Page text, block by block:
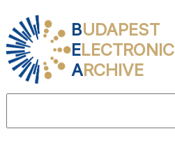
BUDAPEST
ELECTRONIC
ARCHIVE